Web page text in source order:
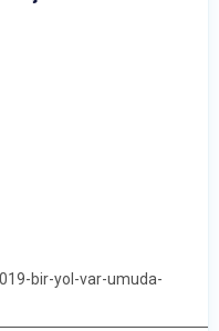
bir-yol-var-umuda-